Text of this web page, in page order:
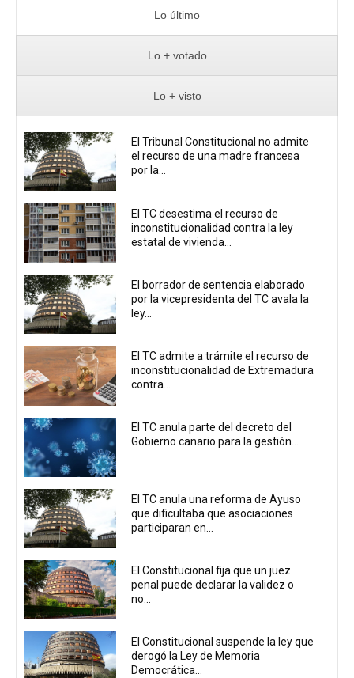
Lo último
Lo + votado
Lo + visto
El Tribunal Constitucional no admite
el recurso de una madre francesa
por la...
El TC desestima el recurso de
inconstitucionalidad contra la ley
estatal de vivienda...
El borrador de sentencia elaborado
por la vicepresidenta del TC avala la
ley...
El TC admite a trámite el recurso de
inconstitucionalidad de Extremadura
contra...
El TC anula parte del decreto del
Gobierno canario para la gestión...
El TC anula una reforma de Ayuso
que dificultaba que asociaciones
participaran en...
El Constitucional fija que un juez
penal puede declarar la validez o
no...
El Constitucional suspende la ley que
derogó la Ley de Memoria
Democrática...